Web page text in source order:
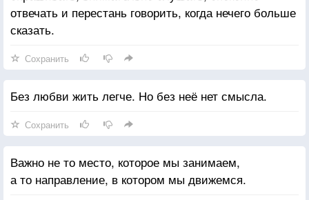
отвечать и перестань говорить, когда нечего больше
сказать.
Сохранить
Без любви жить легче. Но без неё нет смысла.
Сохранить
Важно не то место, которое мы занимаем,
а то направление, в котором мы движемся.